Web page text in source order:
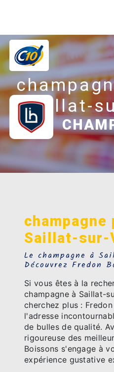
Saillat-
champagne
Saillat-sur-
Le champagne à
Découvrez Fredon
Si vous êtes à la
champagne à Saillat-
cherchez plus :
l'adresse
de bulles de qualité.
rigoureuse des
Boissons s'engage à
expérience gustative